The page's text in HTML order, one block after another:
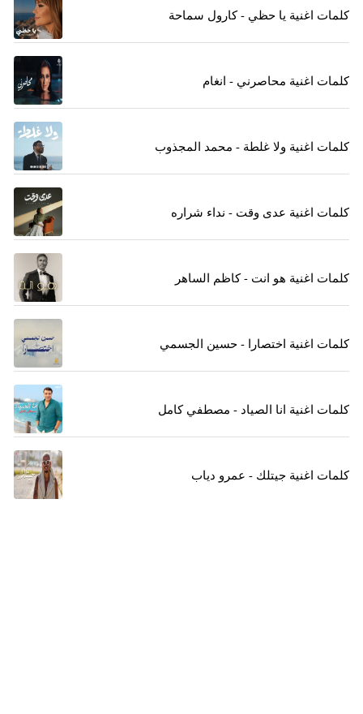
كلمات اغنية يا حظي - كارول سماحة
كلمات اغنية محاصرني - انغام
كلمات اغنية ولا غلطة - محمد المجذوب
كلمات اغنية عدى وقت - نداء شراره
كلمات اغنية هو انت - كاظم الساهر
كلمات اغنية اختصارا - حسين الجسمي
كلمات اغنية انا الصياد - مصطفي كامل
كلمات اغنية جيتلك - عمرو دياب